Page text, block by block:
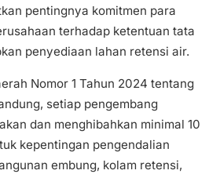
pentingnya komitmen para
terhadap ketentuan tata
penyediaan lahan retensi air.
Nomor 1 Tahun 2024 tentang
setiap pengembang
dan menghibahkan minimal 10
kepentingan pengendalian
embung, kolam retensi,